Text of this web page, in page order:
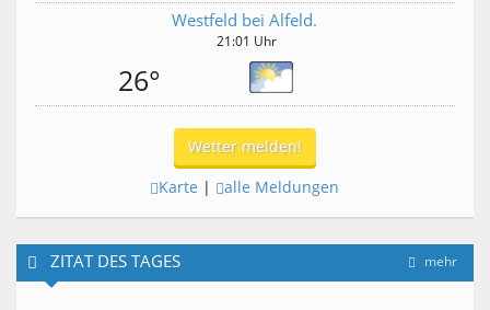
Westfeld bei Alfeld.
21:01 Uhr
26°
Wetter melden!
Karte | alle Meldungen
mehr
ZITAT DES TAGES